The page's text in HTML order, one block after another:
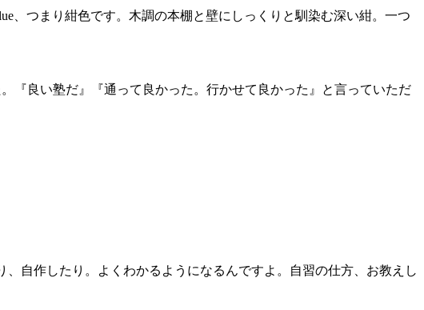
、つまり紺色です。木調の本棚と壁にしっくりと馴染む深い紺。一つ
『良い塾だ』『通って良かった。行かせて良かった』と言っていただ
自作したり。よくわかるようになるんですよ。自習の仕方、お教えし